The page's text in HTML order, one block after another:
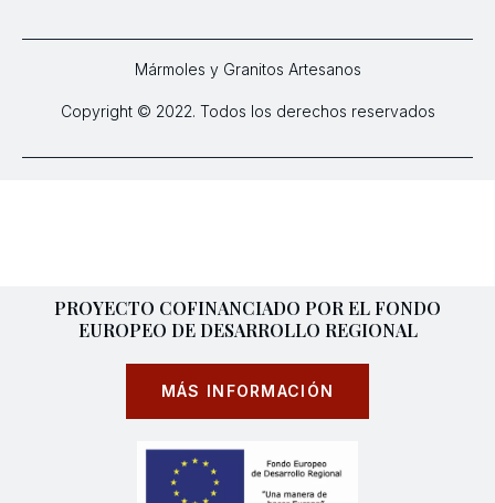
Mármoles y Granitos Artesanos
Copyright © 2022. Todos los derechos reservados
PROYECTO COFINANCIADO POR EL FONDO
EUROPEO DE DESARROLLO REGIONAL
MÁS INFORMACIÓN